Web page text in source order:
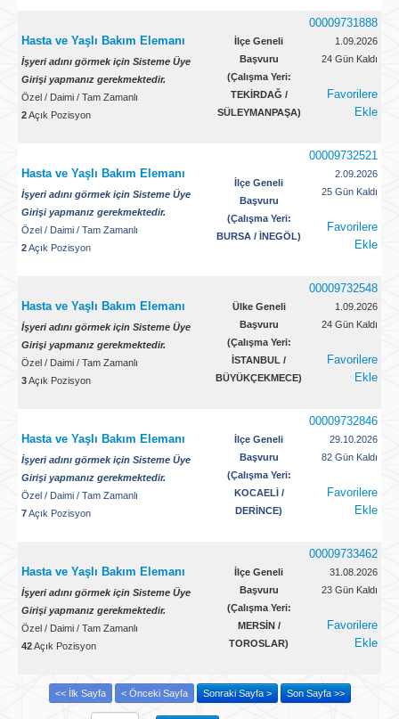
Hasta ve Yaşlı Bakım Elemanı
İşyeri adını görmek için Sisteme Üye
Girişi yapmanız gerekmektedir.
Özel / Daimi / Tam Zamanlı
2Açık Pozisyon
İlçe Geneli
Başvuru
(Çalışma Yeri:
TEKİRDAĞ /
SÜLEYMANPAŞA)
00009731888
1.09.2026
24 Gün Kaldı
Favorilere
Ekle
Hasta ve Yaşlı Bakım Elemanı
İşyeri adını görmek için Sisteme Üye
Girişi yapmanız gerekmektedir.
Özel / Daimi / Tam Zamanlı
2Açık Pozisyon
İlçe Geneli
Başvuru
(Çalışma Yeri:
BURSA / İNEGÖL)
00009732521
2.09.2026
25 Gün Kaldı
Favorilere
Ekle
Hasta ve Yaşlı Bakım Elemanı
İşyeri adını görmek için Sisteme Üye
Girişi yapmanız gerekmektedir.
Özel / Daimi / Tam Zamanlı
3Açık Pozisyon
Ülke Geneli
Başvuru
(Çalışma Yeri:
İSTANBUL /
BÜYÜKÇEKMECE)
00009732548
1.09.2026
24 Gün Kaldı
Favorilere
Ekle
Hasta ve Yaşlı Bakım Elemanı
İşyeri adını görmek için Sisteme Üye
Girişi yapmanız gerekmektedir.
Özel / Daimi / Tam Zamanlı
7Açık Pozisyon
İlçe Geneli
Başvuru
(Çalışma Yeri:
KOCAELİ /
DERİNCE)
00009732846
29.10.2026
82 Gün Kaldı
Favorilere
Ekle
Hasta ve Yaşlı Bakım Elemanı
İşyeri adını görmek için Sisteme Üye
Girişi yapmanız gerekmektedir.
Özel / Daimi / Tam Zamanlı
42Açık Pozisyon
İlçe Geneli
Başvuru
(Çalışma Yeri:
MERSİN /
TOROSLAR)
00009733462
31.08.2026
23 Gün Kaldı
Favorilere
Ekle
<< İlk Sayfa < Önceki Sayfa Sonraki Sayfa > Son Sayfa >>